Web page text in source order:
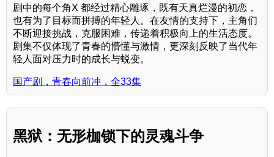
剧中的每个角X 都经过精心雕琢，既有天真烂漫的初恋，
也有为了目标而拼搏的年轻人。在友情的支持下，主角们
不断迎接挑战，克服困难，传递着积极向上的生活态度。
剧集不仅体现了青春的懵懂与激情，更深刻反映了当代年
轻人面对压力时的成长与蜕变。
国产剧，青春向前冲，全33集
黑狱：无形枷锁下的灵魂斗争